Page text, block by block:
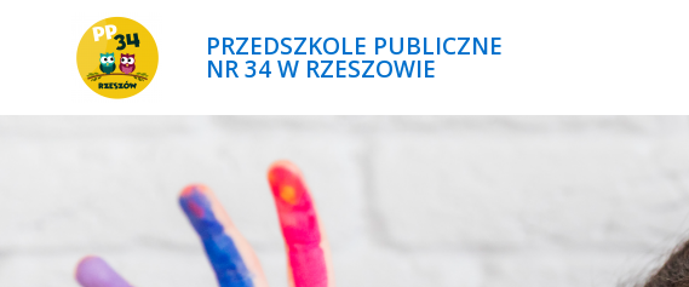
PRZEDSZKOLE PUBLICZNE
NR 34 W RZESZOWIE